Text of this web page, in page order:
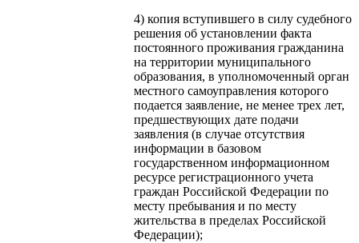
4) копия вступившего в силу судебного
решения об установлении факта
постоянного проживания гражданина
на территории муниципального
образования, в уполномоченный орган
местного самоуправления которого
подается заявление, не менее трех лет,
предшествующих дате подачи
заявления (в случае отсутствия
информации в базовом
государственном информационном
ресурсе регистрационного учета
граждан Российской Федерации по
месту пребывания и по месту
жительства в пределах Российской
Федерации);